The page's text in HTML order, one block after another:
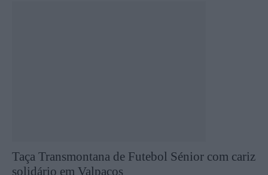
Taça Transmontana de Futebol Sénior com cariz
solidário em Valpaços